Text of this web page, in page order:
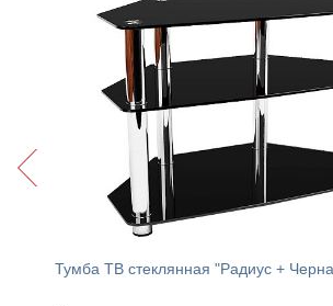
Тумба ТВ стеклянная "Радиус +